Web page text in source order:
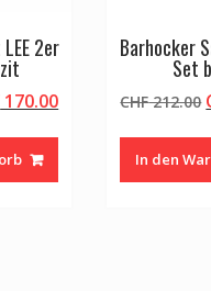
2er
170.00Aktueller
CHF 170.00.
Barhocker
Set
CHF212.00
In den